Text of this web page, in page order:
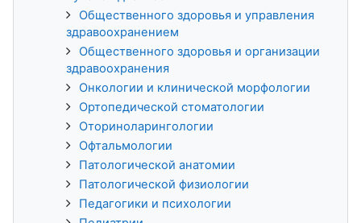
Общественного здоровья и управления
здравоохранением
Общественного здоровья и организации
здравоохранения
Онкологии и клинической морфологии
Ортопедической стоматологии
Оториноларингологии
Офтальмологии
Патологической анатомии
Патологической физиологии
Педагогики и психологии